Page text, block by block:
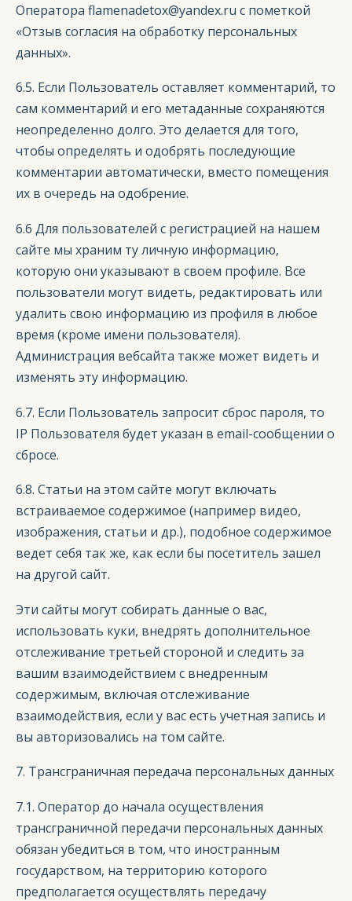
Оператора flamenadetox@yandex.ru с пометкой
«Отзыв согласия на обработку персональных
данных».
6.5. Если Пользователь оставляет комментарий, то
сам комментарий и его метаданные сохраняются
неопределенно долго. Это делается для того,
чтобы определять и одобрять последующие
комментарии автоматически, вместо помещения
их в очередь на одобрение.
6.6 Для пользователей с регистрацией на нашем
сайте мы храним ту личную информацию,
которую они указывают в своем профиле. Все
пользователи могут видеть, редактировать или
удалить свою информацию из профиля в любое
время (кроме имени пользователя).
Администрация вебсайта также может видеть и
изменять эту информацию.
6.7. Если Пользователь запросит сброс пароля, то
IP Пользователя будет указан в email-сообщении о
сбросе.
6.8. Статьи на этом сайте могут включать
встраиваемое содержимое (например видео,
изображения, статьи и др.), подобное содержимое
ведет себя так же, как если бы посетитель зашел
на другой сайт.
Эти сайты могут собирать данные о вас,
использовать куки, внедрять дополнительное
отслеживание третьей стороной и следить за
вашим взаимодействием с внедренным
содержимым, включая отслеживание
взаимодействия, если у вас есть учетная запись и
вы авторизовались на том сайте.
7. Трансграничная передача персональных данных
7.1. Оператор до начала осуществления
трансграничной передачи персональных данных
обязан убедиться в том, что иностранным
государством, на территорию которого
предполагается осуществлять передачу